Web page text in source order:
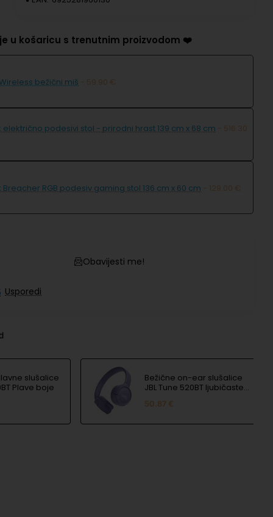
u košaricu s trenutnim proizvodom ❤️
Wireless bežični miš - 59.90 €
električno podesivi stol - prirodni hrast 139 cm x 68 cm - 516.30
Breacher RGB podesiv gaming stol 136 cm x 60 cm - 129.00 €
Obavijesti me!
Usporedi
slušalice
Plave boje
Bežične on-ear slušalice
JBL Tune 520BT ljubičaste
50.87 €